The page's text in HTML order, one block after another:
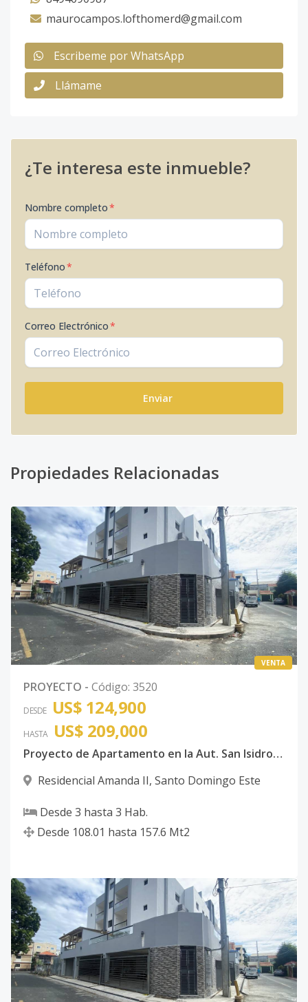
maurocampos.lofthomerd@gmail.com
Escribeme por WhatsApp
Llámame
¿Te interesa este inmueble?
Nombre completo*
Teléfono*
Correo Electrónico*
Enviar
Propiedades Relacionadas
VENTA
PROYECTO - Código: 3520
DESDE US$ 124,900
HASTA US$ 209,000
Proyecto de Apartamento en la Aut. San Isidro, antes de la Charles de Gaulle
Residencial Amanda II, Santo Domingo Este
Desde 3 hasta 3 Hab.
Desde 108.01 hasta 157.6 Mt2